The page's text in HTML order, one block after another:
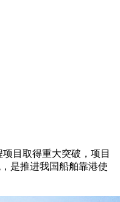
目取得重大突破，项目
是推进我国船舶靠港使